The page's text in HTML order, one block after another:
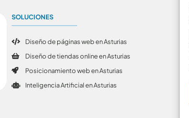
SOLUCIONES
Diseño de páginas web en Asturias
Diseño de tiendas online en Asturias
Posicionamiento web en Asturias
Inteligencia Artificial en Asturias